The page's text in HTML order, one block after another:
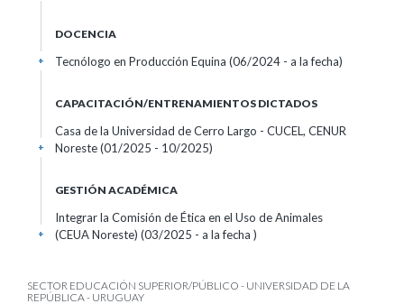
DOCENCIA
Tecnólogo en Producción Equina (06/2024 - a la fecha)
+
CAPACITACIÓN/ENTRENAMIENTOS DICTADOS
Casa de la Universidad de Cerro Largo - CUCEL, CENUR
Noreste (01/2025 - 10/2025)
+
GESTIÓN ACADÉMICA
Integrar la Comisión de Ética en el Uso de Animales
(CEUA Noreste) (03/2025 - a la fecha )
+
SECTOR EDUCACIÓN SUPERIOR/PÚBLICO - UNIVERSIDAD DE LA
REPÚBLICA - URUGUAY